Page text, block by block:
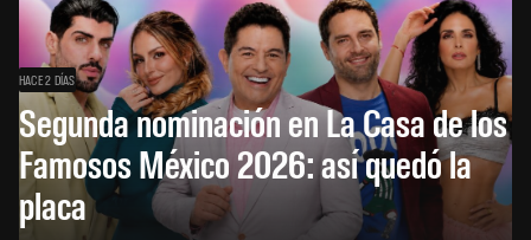
HACE 2 DÍAS
Segunda nominación en La Casa de los
Famosos México 2026: así quedó la
placa